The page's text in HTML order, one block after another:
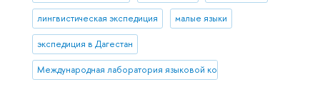
лингвистическая экспедиция малые языки
экспедиция в Дагестан
Международная лаборатория языковой конвергенции